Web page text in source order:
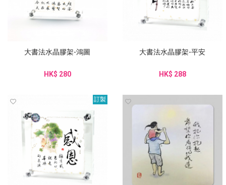
大書法水晶膠架-鴻圖
HK$ 280
大書法水晶膠架-平安
HK$ 288
訂製